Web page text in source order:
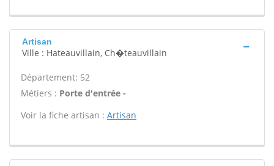
Artisan
Ville : Hateauvillain, Ch�teauvillain
Département: 52
Métiers : Porte d'entrée -
Voir la fiche artisan : Artisan